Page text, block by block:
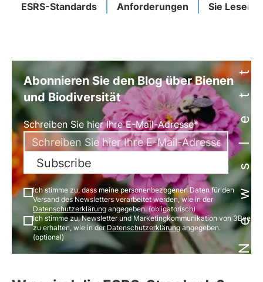
ESRS-Standards Anforderungen Sie Lesen
Newsletter
Abonnieren Sie den Blog über Bienen
und Biodiversität
Schreiben Sie hier Ihre E-Mail-Adresse*
Subscribe
Ich stimme zu, dass meine personenbezogenen Daten für den
Versand des Newsletters verarbeitet werden, wie in der
Datenschutzerklärung angegeben. (obligatorisch)
Ich stimme zu, Newsletter und Marketingkommunikation von 3Bee
zu erhalten, wie in derDatenschutzerklärungangegeben.
(optional)